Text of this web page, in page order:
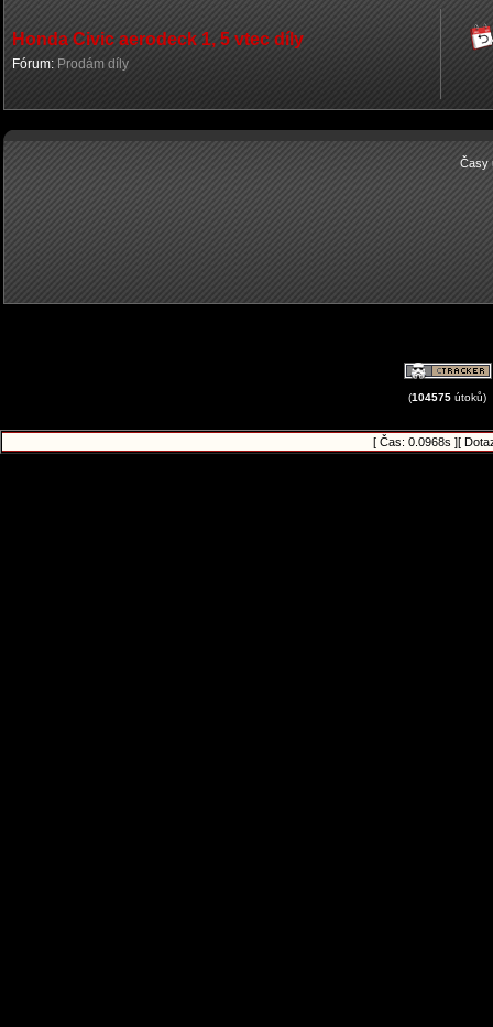
Honda Civic aerodeck 1, 5 vtec díly
Fórum: Prodám díly
Časy
(104575 útoků)
[ Čas: 0.0968s ][